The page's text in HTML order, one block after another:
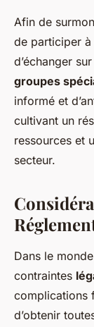
Afin de
de participer à
d’échanger
groupes
informé et
cultivant un
ressources et
secteur.
Dans le
contraintes
complications
d’obtenir